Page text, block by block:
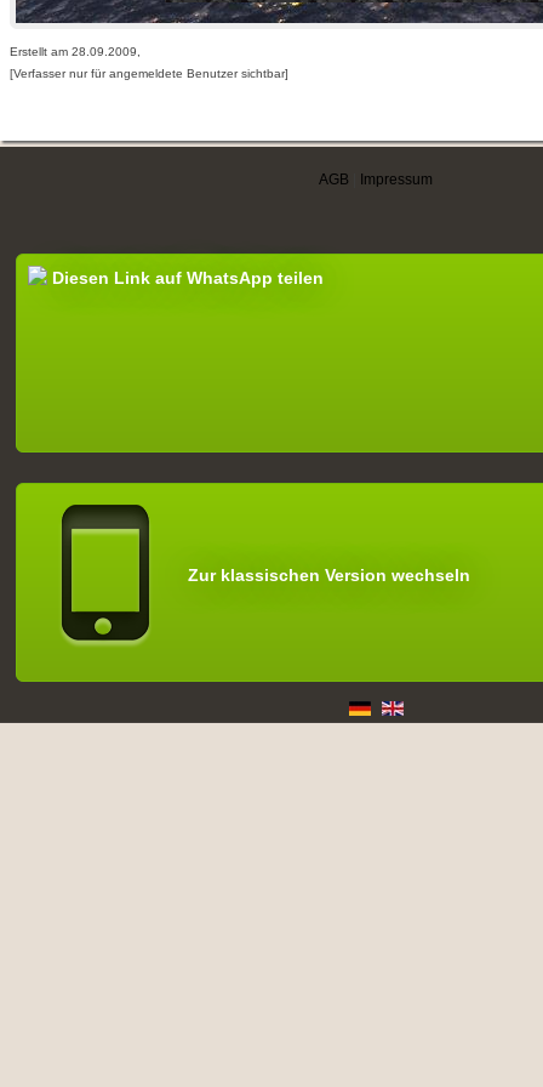
Erstellt am 28.09.2009,
[Verfasser nur für angemeldete Benutzer sichtbar]
AGB Impressum
Diesen Link auf WhatsApp teilen
Zur klassischen Version wechseln